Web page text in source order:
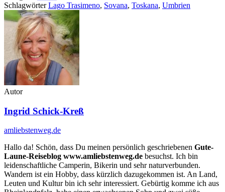
SchlagwörterLago Trasimeno, Sovana, Toskana, Umbrien
Autor
Ingrid Schick-Kreß
amliebstenweg.de
Hallo da! Schön, dass Du meinen persönlich geschriebenen Gute-
Laune-Reiseblog www.amliebstenweg.de besuchst. Ich bin
leidenschaftliche Camperin, Bikerin und sehr naturverbunden.
Wandern ist ein Hobby, dass kürzlich dazugekommen ist. An Land,
Leuten und Kultur bin ich sehr interessiert. Gebürtig komme ich aus